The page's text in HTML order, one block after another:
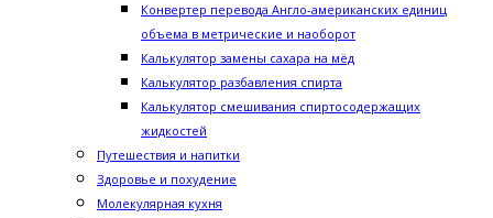
Конвертер перевода Англо-американских единиц
объема в метрические и наоборот
Калькулятор замены сахара на мёд
Калькулятор разбавления спирта
Калькулятор смешивания спиртосодержащих
жидкостей
Путешествия и напитки
Здоровье и похудение
Молекулярная кухня